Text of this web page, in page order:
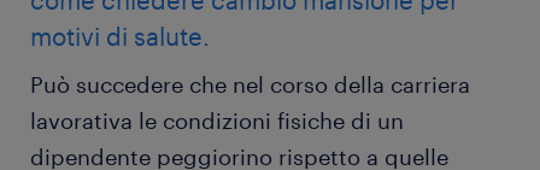
motivi di salute.
Può succedere che nel corso della carriera
lavorativa le condizioni fisiche di un
dipendente peggiorino rispetto a quelle